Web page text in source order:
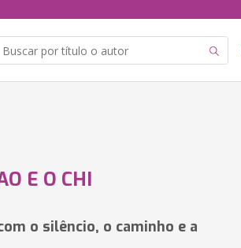
E O CHI
o silêncio, o caminho e a